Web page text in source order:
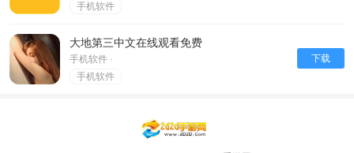
手机软件
大地第三中文在线观看免费
手机软件 ·
手机软件
下载